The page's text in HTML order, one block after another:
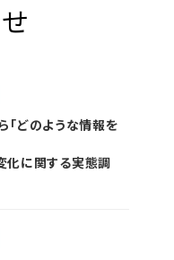
「どのような情報を
に関する実態調